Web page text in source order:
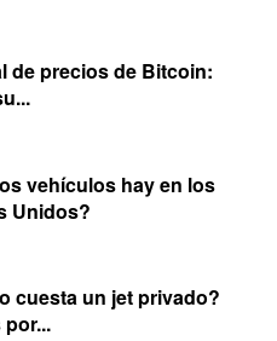
de precios de Bitcoin:
vehículos hay en los
Unidos?
cuesta un jet privado?